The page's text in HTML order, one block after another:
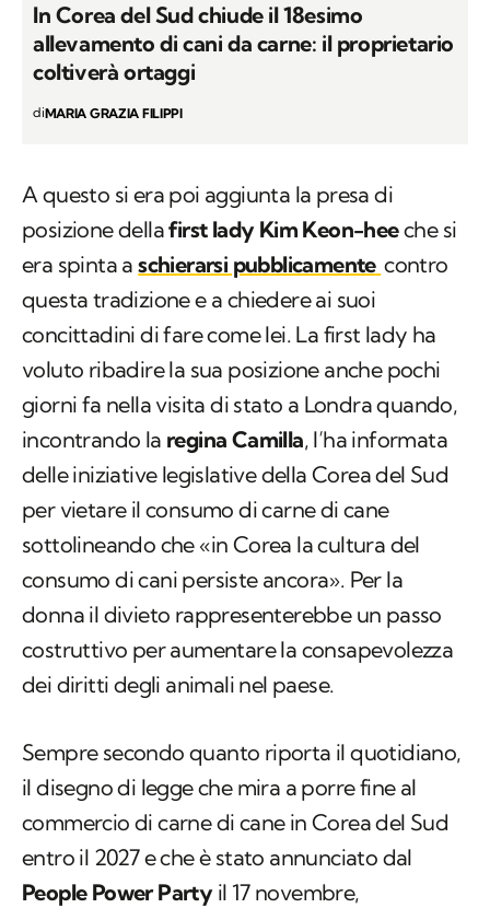
In Corea del Sud chiude il 18esimo
allevamento di cani da carne: il proprietario
coltiverà ortaggi
diMARIA GRAZIA FILIPPI
A questo si era poi aggiunta la presa di
posizione dellafirst lady Kim Keon-heeche si
era spinta aschierarsi pubblicamente contro
questa tradizione e a chiedere ai suoi
concittadini di fare come lei. La first lady ha
voluto ribadire la sua posizione anche pochi
giorni fa nella visita di stato a Londra quando,
incontrando la regina Camilla, l’ha informata
delle iniziative legislative della Corea del Sud
per vietare il consumo di carne di cane
sottolineando che «in Corea la cultura del
consumo di cani persiste ancora». Per la
donna il divieto rappresenterebbe un passo
costruttivo per aumentare la consapevolezza
dei diritti degli animali nel paese.
Sempre secondo quanto riporta il quotidiano,
il disegno di legge che mira a porre fine al
commercio di carne di cane in Corea del Sud
entro il 2027 e che è stato annunciato dal
People Power Partyil 17 novembre,